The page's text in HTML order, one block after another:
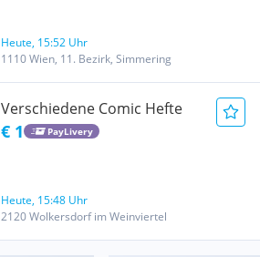
Heute, 15:52 Uhr
1110 Wien, 11. Bezirk, Simmering
Verschiedene Comic Hefte
€ 1 PayLivery
Heute, 15:48 Uhr
2120 Wolkersdorf im Weinviertel